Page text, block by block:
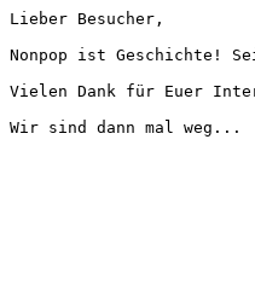
Lieber Besucher,
Nonpop ist Geschichte!
Vielen Dank für Euer
Wir sind dann mal weg...